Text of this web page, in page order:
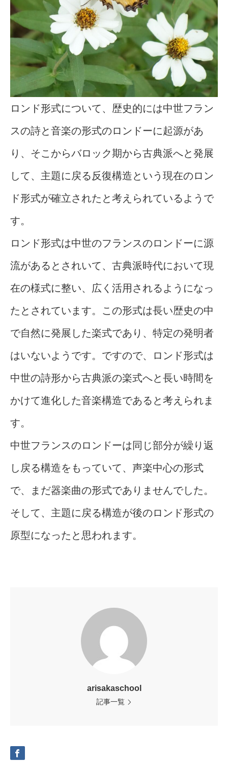
ロンド形式について、歴史的には中世フラン
スの詩と音楽の形式のロンドーに起源があ
り、そこからバロック期から古典派へと発展
して、主題に戻る反復構造という現在のロン
ド形式が確立されたと考えられているようで
す。
ロンド形式は中世のフランスのロンドーに源
流があるとされいて、古典派時代において現
在の様式に整い、広く活用されるようになっ
たとされています。この形式は長い歴史の中
で自然に発展した楽式であり、特定の発明者
はいないようです。ですので、ロンド形式は
中世の詩形から古典派の楽式へと長い時間を
かけて進化した音楽構造であると考えられま
す。
中世フランスのロンドーは同じ部分が繰り返
し戻る構造をもっていて、声楽中心の形式
で、まだ器楽曲の形式でありませんでした。
そして、主題に戻る構造が後のロンド形式の
原型になったと思われます。
arisakaschool
記事一覧